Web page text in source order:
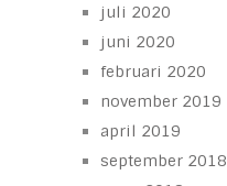
juli 2020
juni 2020
februari 2020
november 2019
april 2019
september 2018